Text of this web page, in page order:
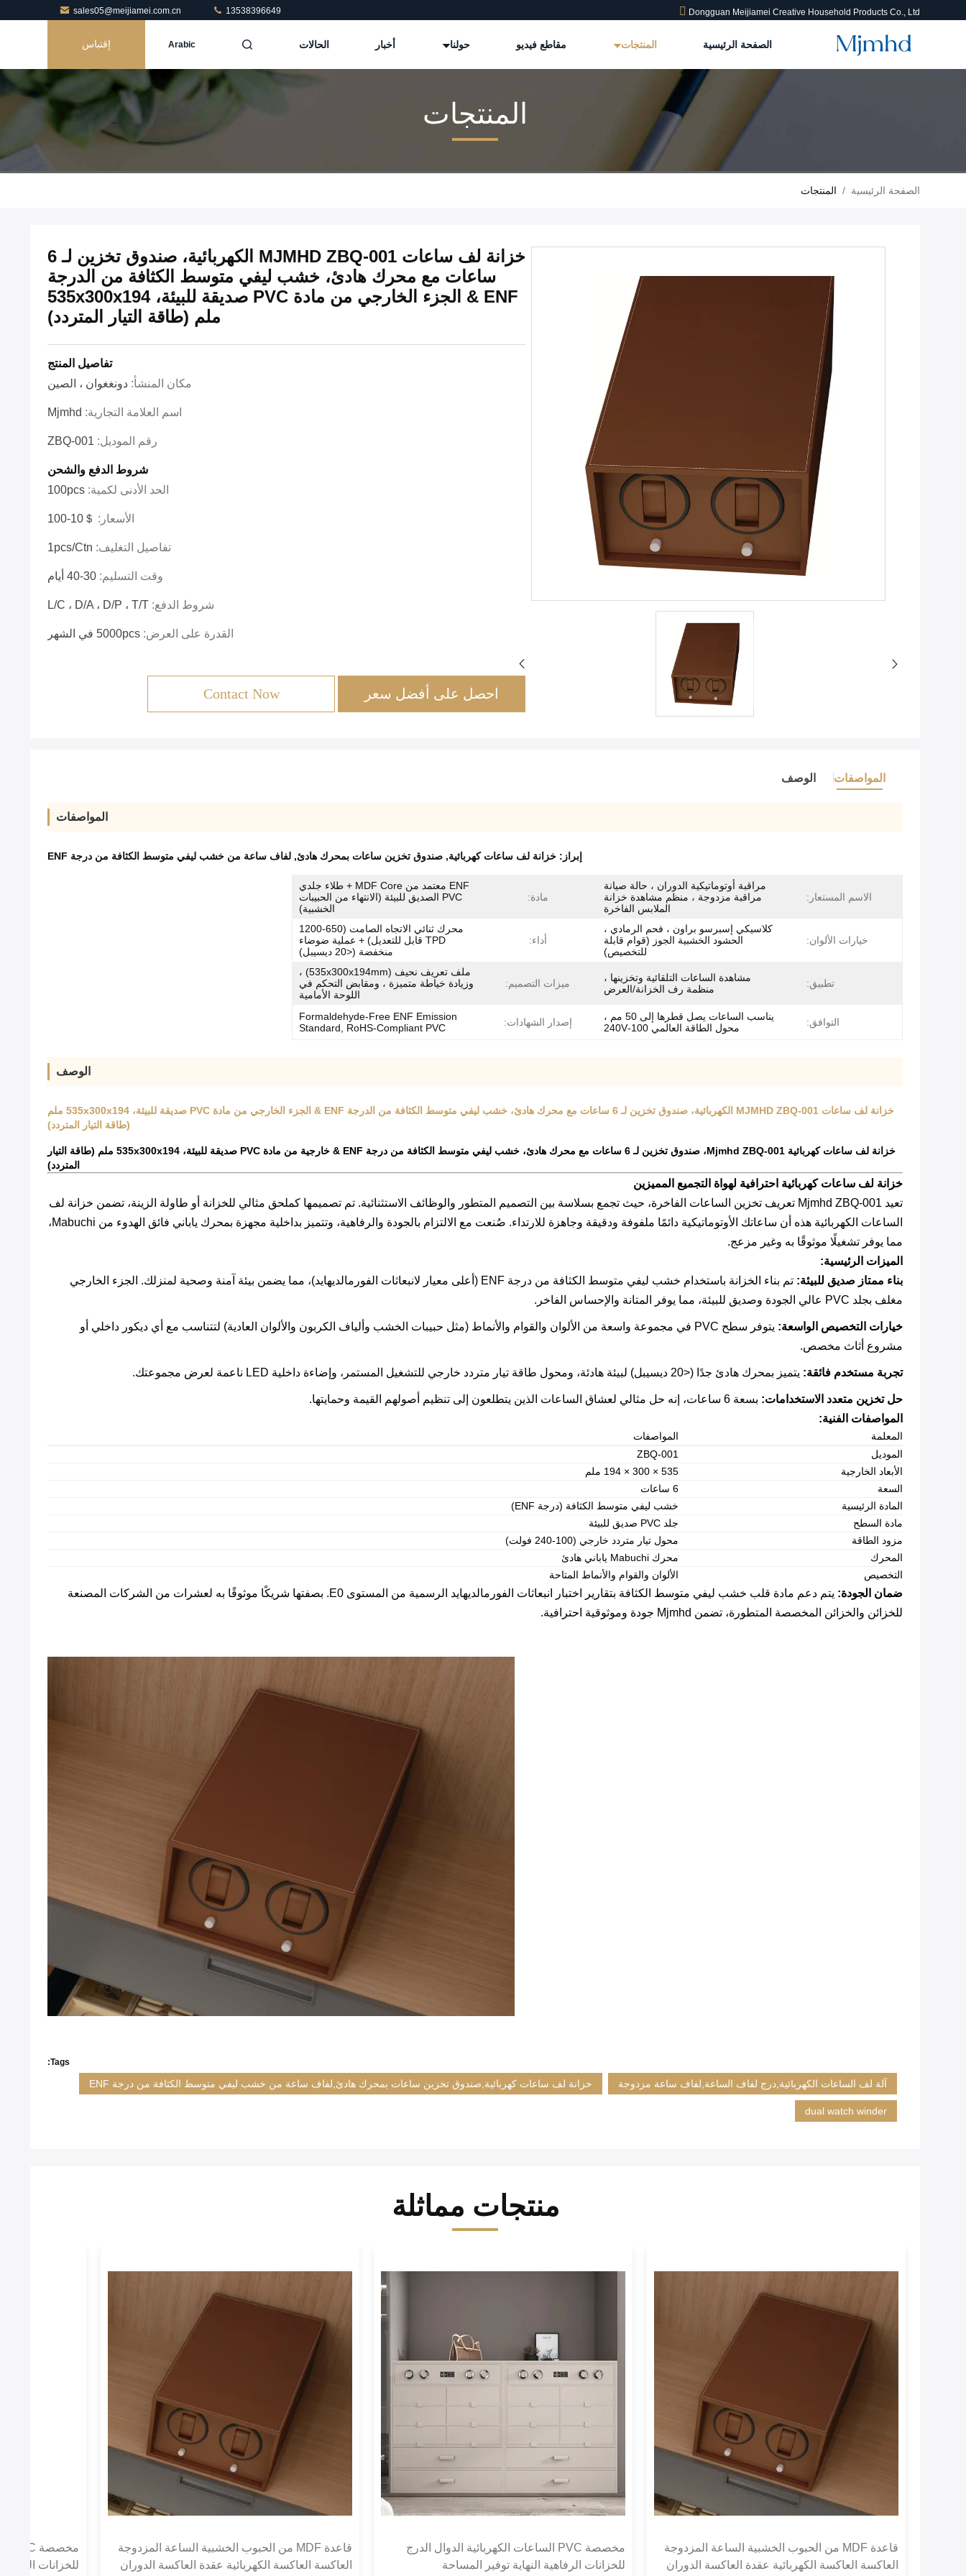
Dongguan Meijiamei Creative Household Products Co., Ltd
sales05@meijiamei.com.cn 13538396649
الصفحة الرئيسية المنتجات مقاطع فيديو حولنا أخبار الحالات Arabic إقتباس
المنتجات
الصفحة الرئيسية / المنتجات
خزانة لف ساعات MJMHD ZBQ-001 الكهربائية، صندوق تخزين لـ 6
ساعات مع محرك هادئ، خشب ليفي متوسط الكثافة من الدرجة
ENF & الجزء الخارجي من مادة PVC صديقة للبيئة، 535x300x194
ملم (طاقة التيار المتردد)
تفاصيل المنتج
مكان المنشأ: دونغغوان ، الصين
اسم العلامة التجارية: Mjmhd
رقم الموديل: ZBQ-001
شروط الدفع والشحن
الحد الأدنى لكمية: 100pcs
الأسعار: ＄10-100
تفاصيل التغليف: 1pcs/ctn
وقت التسليم: 30-40 أيام
شروط الدفع: L/C ، D/A ، D/P ، T/T
القدرة على العرض: 5000pcs في الشهر
احصل على أفضل سعر Contact Now
المواصفات الوصف
المواصفات
إبراز: خزانة لف ساعات كهربائية, صندوق تخزين ساعات بمحرك هادئ, لفاف ساعة من خشب ليفي متوسط الكثافة من درجة ENF
الاسم المستعار:
مراقبة أوتوماتيكية الدوران ، حالة صيانة
مراقبة مزدوجة ، منظم مشاهدة خزانة
الملابس الفاخرة
مادة:
ENF معتمد من MDF Core + طلاء جلدي
PVC الصديق للبيئة (الانتهاء من الحبيبات
الخشبية)
خيارات الألوان:
كلاسيكي إسبرسو براون ، فحم الرمادي ،
الحشود الخشبية الجوز (قوام قابلة
للتخصيص)
أداء:
محرك ثنائي الاتجاه الصامت (650-1200
TPD قابل للتعديل) + عملية ضوضاء
منخفضة (<20 ديسيبل)
تطبيق:
مشاهدة الساعات التلقائية وتخزينها ،
منظمة رف الخزانة/العرض
ميزات التصميم:
ملف تعريف نحيف (535x300x194mm) ،
وزيادة خياطة متميزة ، ومقابض التحكم في
اللوحة الأمامية
التوافق:
يناسب الساعات يصل قطرها إلى 50 مم ،
محول الطاقة العالمي 100-240V
إصدار الشهادات:
Formaldehyde-Free ENF Emission
Standard, RoHS-Compliant PVC
الوصف
خزانة لف ساعات MJMHD ZBQ-001 الكهربائية، صندوق تخزين لـ 6 ساعات مع محرك هادئ، خشب ليفي متوسط الكثافة من الدرجة ENF & الجزء الخارجي من مادة PVC صديقة للبيئة، 535x300x194 ملم
(طاقة التيار المتردد)
خزانة لف ساعات كهربائية Mjmhd ZBQ-001، صندوق تخزين لـ 6 ساعات مع محرك هادئ، خشب ليفي متوسط الكثافة من درجة ENF & خارجية من مادة PVC صديقة للبيئة، 535x300x194 ملم (طاقة التيار
المتردد)
خزانة لف ساعات كهربائية احترافية لهواة التجميع المميزين
تعيد Mjmhd ZBQ-001 تعريف تخزين الساعات الفاخرة، حيث تجمع بسلاسة بين التصميم المتطور والوظائف الاستثنائية. تم تصميمها كملحق مثالي للخزانة أو طاولة الزينة، تضمن خزانة لف
الساعات الكهربائية هذه أن ساعاتك الأوتوماتيكية دائمًا ملفوفة ودقيقة وجاهزة للارتداء. صُنعت مع الالتزام بالجودة والرفاهية، وتتميز بداخلية مجهزة بمحرك ياباني فائق الهدوء من Mabuchi،
مما يوفر تشغيلًا موثوقًا به وغير مزعج.
الميزات الرئيسية:
بناء ممتاز صديق للبيئة:
​ تم بناء الخزانة باستخدام خشب ليفي متوسط الكثافة من درجة ENF (أعلى معيار لانبعاثات الفورمالديهايد)، مما يضمن بيئة آمنة وصحية لمنزلك. الجزء الخارجي
مغلف بجلد PVC عالي الجودة وصديق للبيئة، مما يوفر المتانة والإحساس الفاخر.
خيارات التخصيص الواسعة:
​ يتوفر سطح PVC في مجموعة واسعة من الألوان والقوام والأنماط (مثل حبيبات الخشب وألياف الكربون والألوان العادية) لتتناسب مع أي ديكور داخلي أو
مشروع أثاث مخصص.
تجربة مستخدم فائقة: ​ يتميز بمحرك هادئ جدًا (<20 ديسيبل) لبيئة هادئة، ومحول طاقة تيار متردد خارجي للتشغيل المستمر، وإضاءة داخلية LED ناعمة لعرض مجموعتك.
حل تخزين متعدد الاستخدامات: ​ بسعة 6 ساعات، إنه حل مثالي لعشاق الساعات الذين يتطلعون إلى تنظيم أصولهم القيمة وحمايتها.
المواصفات الفنية:
المعلمة
المواصفات
الموديل
ZBQ-001
الأبعاد الخارجية
535 × 300 × 194 ملم
السعة
6 ساعات
المادة الرئيسية
خشب ليفي متوسط الكثافة (درجة ENF)
مادة السطح
جلد PVC صديق للبيئة
مزود الطاقة
محول تيار متردد خارجي (100-240 فولت)
المحرك
محرك Mabuchi ياباني هادئ
التخصيص
الألوان والقوام والأنماط المتاحة
ضمان الجودة:
​ يتم دعم مادة قلب خشب ليفي متوسط الكثافة بتقارير اختبار انبعاثات الفورمالديهايد الرسمية من المستوى E0. بصفتها شريكًا موثوقًا به لعشرات من الشركات المصنعة
للخزائن والخزائن المخصصة المتطورة، تضمن Mjmhd جودة وموثوقية احترافية.
Tags:
آلة لف الساعات الكهربائية,درج لفاف الساعة,لفاف ساعة مزدوجة خزانة لف ساعات كهربائية,صندوق تخزين ساعات بمحرك هادئ,لفاف ساعة من خشب ليفي متوسط الكثافة من درجة ENF
dual watch winder
منتجات مماثلة
قاعدة MDF من الحبوب الخشبية الساعة المزدوجة
العاكسة العاكسة الكهربائية عقدة العاكسة الدوران
مخصصة PVC الساعات الكهربائية الدوال الدرج
للخزانات الرفاهية النهاية توفير المساحة
قاعدة MDF من الحبوب الخشبية الساعة المزدوجة
العاكسة العاكسة الكهربائية عقدة العاكسة الدوران
للخزانات